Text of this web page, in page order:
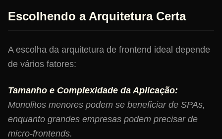
Escolhendo a Arquitetura Certa
A escolha da arquitetura de frontend ideal depende
de vários fatores:
Tamanho e Complexidade da Aplicação:
Monolitos menores podem se beneficiar de SPAs,
enquanto grandes empresas podem precisar de
micro-frontends.